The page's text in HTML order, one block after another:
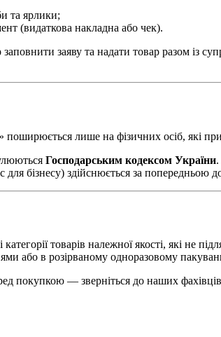
та ярлики;
(видаткова накладна або чек).
заяву та надати товар разом із
лише на фізичних осіб, які
Господарським кодексом України.
бізнесу) здійснюється за попередньою
товарів належної якості, які
або в розірваному одноразовому
покупкою — зверніться до наших